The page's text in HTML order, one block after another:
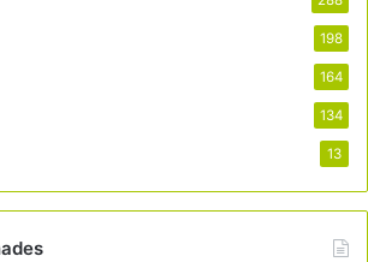
198
164
134
13